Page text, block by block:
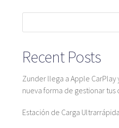
Plataforma SaaS
Beneficios
Recent Posts
Zunder llega a Apple CarPlay
nueva forma de gestionar
Estación de Carga